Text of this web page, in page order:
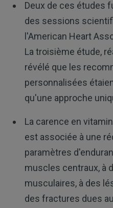
Deux de ces études
des sessions
l'American Heart
La troisième étude,
révélé que les
personnalisées
qu'une approche
La carence en
est associée à une
paramètres
muscles centraux, à
musculaires, à des
des fractures dues